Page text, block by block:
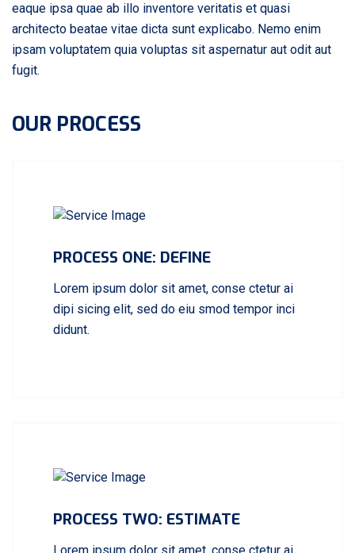
eaque ipsa quae ab illo inventore veritatis et quasi
architecto beatae vitae dicta sunt explicabo. Nemo enim
ipsam voluptatem quia voluptas sit aspernatur aut odit aut
fugit.
OUR PROCESS
PROCESS ONE: DEFINE
Lorem ipsum dolor sit amet, conse ctetur ai
dipi sicing elit, sed do eiu smod tempor inci
didunt.
PROCESS TWO: ESTIMATE